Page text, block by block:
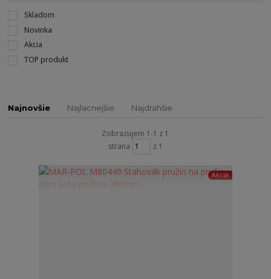
Skladom
Novinka
Akcia
TOP produkt
Najnovšie Najlacnejšie Najdrahšie
Zobrazujem 1-1 z 1
strana
z 1
Akcia